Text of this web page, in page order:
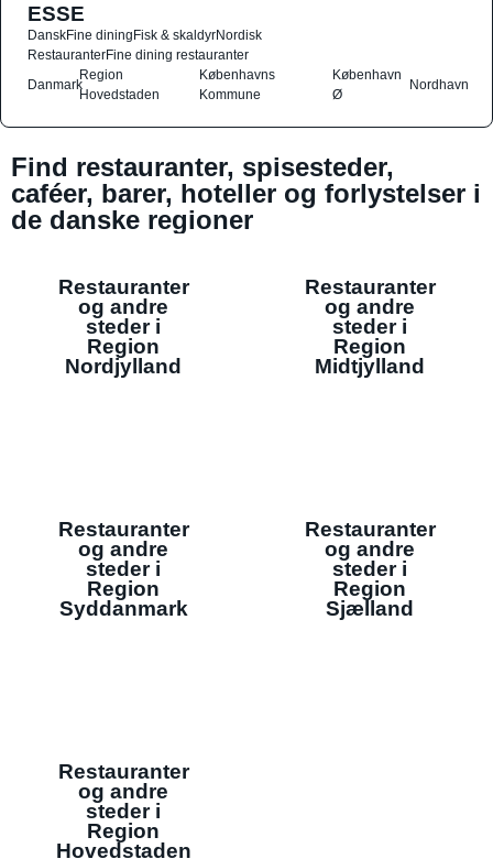
ESSE
DanskFine diningFisk & skaldyrNordisk
RestauranterFine dining restauranter
Danmark
Region
Hovedstaden
Københavns
Kommune
København
Ø
Nordhavn
Find restauranter, spisesteder,
caféer, barer, hoteller og forlystelser i
de danske regioner
Restauranter
og andre
steder i
Region
Nordjylland
Restauranter
og andre
steder i
Region
Midtjylland
Restauranter
og andre
steder i
Region
Syddanmark
Restauranter
og andre
steder i
Region
Sjælland
Restauranter
og andre
steder i
Region
Hovedstaden